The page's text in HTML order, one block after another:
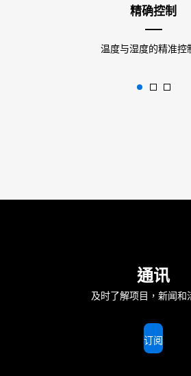
精确控制
温度与湿度的精准控
通讯
及时了解项目，新闻和
订阅